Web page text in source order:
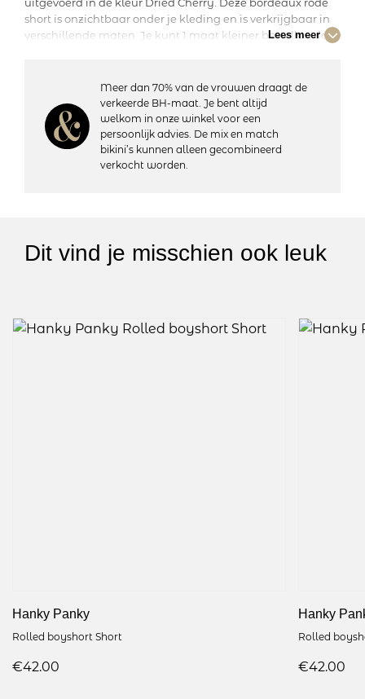
short is onzichtbaar onder je kleding en is verkrijgbaar in
verschillende maten. Je kunt 1 maat kleiner bestellen dan
Hanky Panky is speciaal voor wie houdt van comfortabel
zacht kant in een fijne stretch kwaliteit. Een perfecte
pasvorm en toch Sexy!
– Wasvoorschriften: Handwas, niet geschikt voor de droger
Lees meer
Meer dan 70% van de vrouwen draagt de
verkeerde BH-maat. Je bent altijd
welkom in onze winkel voor een
persoonlijk advies. De mix en match
bikini’s kunnen alleen gecombineerd
verkocht worden.
Dit vind je misschien ook leuk
Hanky Panky
Rolled boyshort Short
€42.00
Hanky
Rolled
€42.00